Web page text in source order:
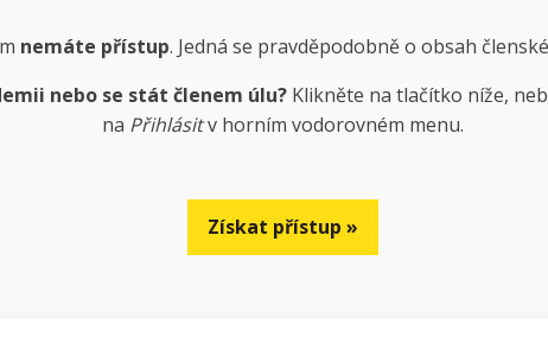
nemáte přístup. Jedná se pravděpodobně o obsah
nebo se stát členem úlu?Klikněte na tlačítko níže,
na Přihlásitv horním vodorovném menu.
Získat přístup »